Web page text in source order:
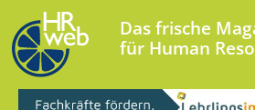
Das frische
für Human